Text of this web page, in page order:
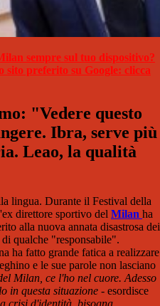
sempre sul tuo dispositivo?
sito preferito su Google: clicca
"Vedere questo
Ibra, serve più
Leao, la qualità
lingua. Durante il Festival della
direttore sportivo del Milan ha
alla nuova annata disastrosa dei
qualche "responsabile".
ha fatto grande fatica a realizzare
e le sue parole non lasciano
Milan, ce l'ho nel cuore. Adesso
in questa situazione - esordisce